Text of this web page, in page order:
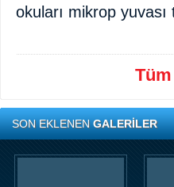
okuları mikrop yuvası
Tüm
SON EKLENENGALERİLER